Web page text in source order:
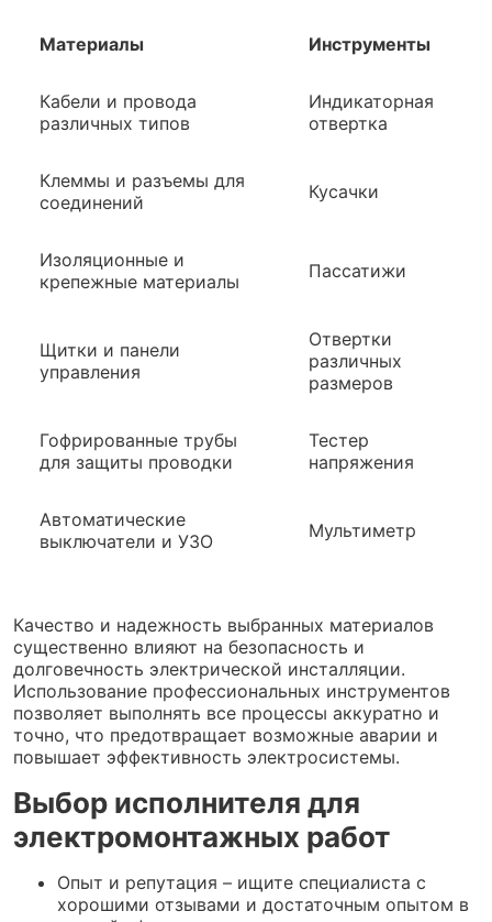
Материалы Инструменты
Кабели и провода
различных типов
Индикаторная
отвертка
Клеммы и разъемы для
соединений
Кусачки
Изоляционные и
крепежные материалы
Пассатижи
Щитки и панели
управления
Отвертки
различных
размеров
Гофрированные трубы
для защиты проводки
Тестер
напряжения
Автоматические
выключатели и УЗО
Мультиметр
Качество и надежность выбранных материалов
существенно влияют на безопасность и
долговечность электрической инсталляции.
Использование профессиональных инструментов
позволяет выполнять все процессы аккуратно и
точно, что предотвращает возможные аварии и
повышает эффективность электросистемы.
Выбор исполнителя для
электромонтажных работ
Опыт и репутация – ищите специалиста с
хорошими отзывами и достаточным опытом в